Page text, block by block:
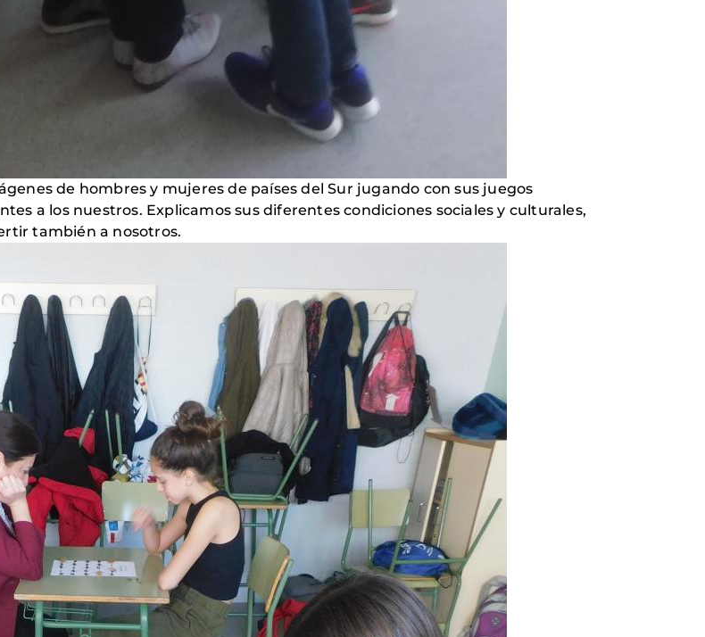
de hombres y mujeres de países del Sur jugando con sus juegos
a los nuestros. Explicamos sus diferentes condiciones sociales y culturales,
también a nosotros.